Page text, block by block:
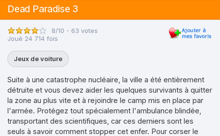
Dead Paradise 3
8/10 - 63 votes
Joué 24 714 fois
Jeux de voiture
Suite à une catastrophe nucléaire, la ville a été entièrement
détruite et vous devez aider les quelques survivants à quitter
la zone au plus vite et à rejoindre le camp mis en place par
l'armée. Protégez tout spécialement l'ambulance blindée,
transportant des scientifiques, car ces derniers sont les
seuls à savoir comment stopper cet enfer. Pour corser le